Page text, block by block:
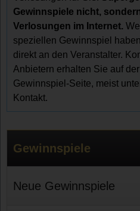
Gewinnspiele nicht,
Verlosungen im Internet.
speziellen Gewinnspiel
direkt an den Veranstalter.
Anbietern erhalten Sie auf
Gewinnspiel-Seite, meist
Kontakt.
Gewinnspiele
Neue Gewinnspiele